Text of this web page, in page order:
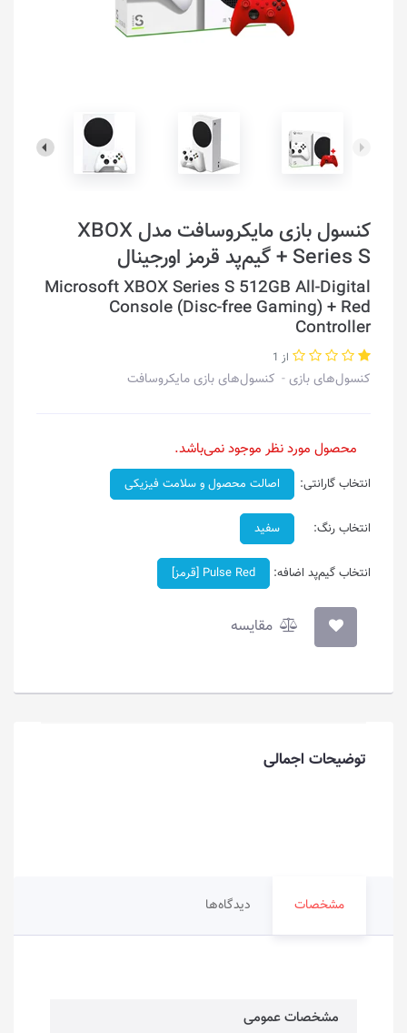
کنسول بازی مایکروسافت مدل XBOX
Series S + گیم‌پد قرمز اورجینال
Microsoft XBOX Series S 512GB All-Digital
Console (Disc-free Gaming) + Red
Controller
از 1
کنسول‌های بازی کنسول‌های بازی مایکروسافت
محصول مورد نظر موجود نمی‌باشد.
انتخاب گارانتی: اصالت محصول و سلامت فیزیکی
انتخاب رنگ: سفید
انتخاب گیم‌پد اضافه: Pulse Red [قرمز]
مقایسه
توضیحات اجمالی
مشخصات دیدگاه‌ها
مشخصات عمومی